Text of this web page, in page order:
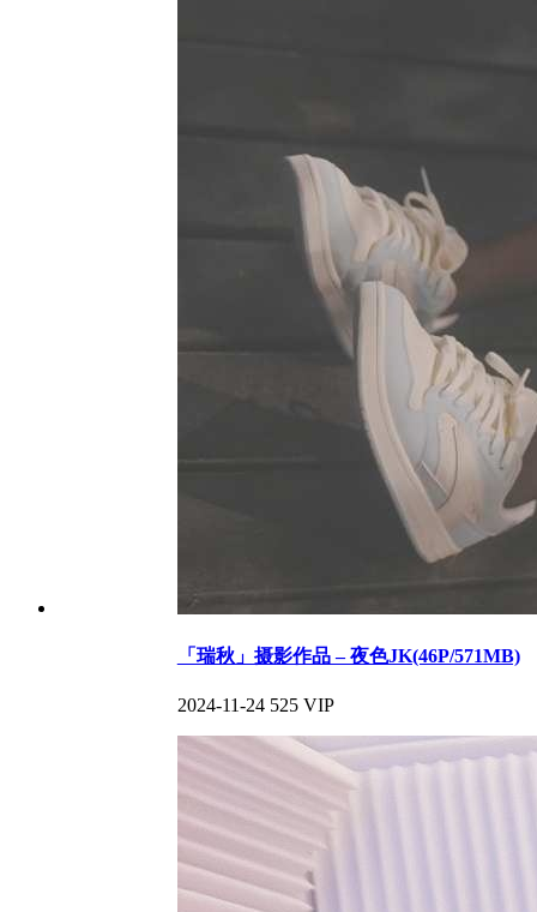
「瑞秋」摄影作品 – 夜色JK(46P/571MB)
2024-11-24 525 VIP